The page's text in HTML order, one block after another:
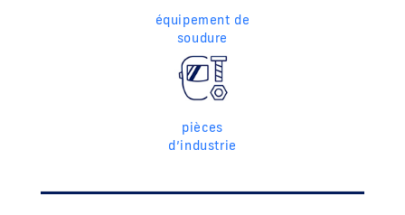
équipement de
soudure
pièces
d’industrie